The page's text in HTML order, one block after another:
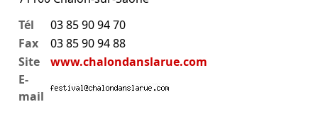
Tél
03 85 90 94 70
Fax
03 85 90 94 88
Site
www.chalondanslarue.com
E-
mail